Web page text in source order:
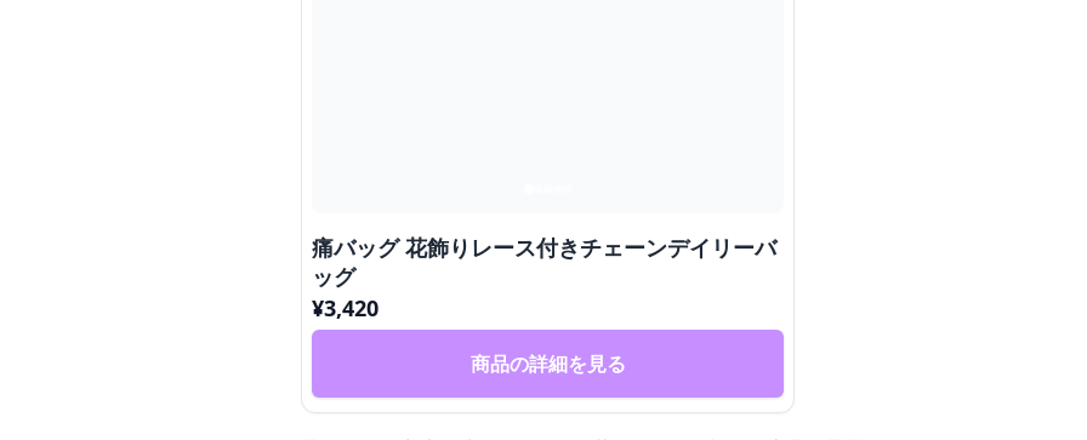
痛バッグ 花飾りレース付きチェーンデイリーバ
ッグ
¥3,420
商品の詳細を見る